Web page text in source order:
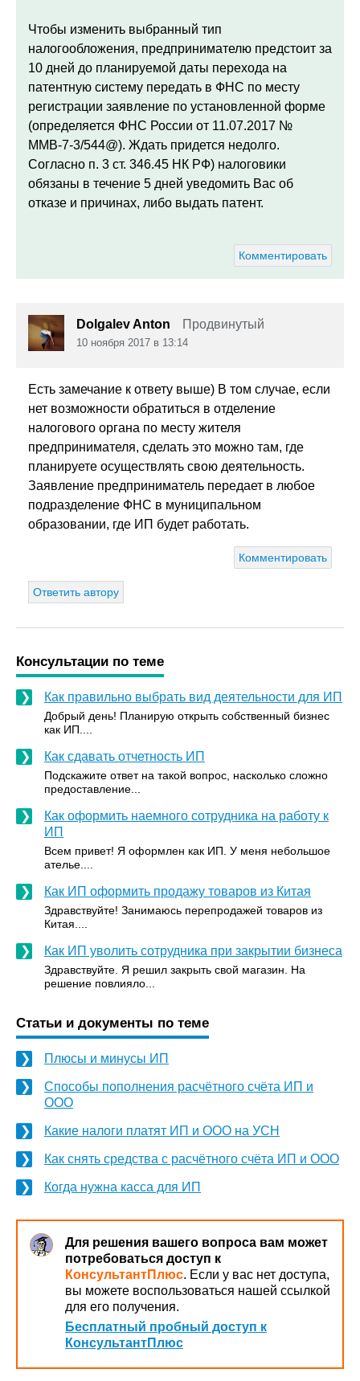
Чтобы изменить выбранный тип
налогообложения, предпринимателю предстоит за
10 дней до планируемой даты перехода на
патентную систему передать в ФНС по месту
регистрации заявление по установленной форме
(определяется ФНС России от 11.07.2017 №
ММВ-7-3/544@). Ждать придется недолго.
Согласно п. 3 ст. 346.45 НК РФ) налоговики
обязаны в течение 5 дней уведомить Вас об
отказе и причинах, либо выдать патент.
Комментировать
Dolgalev Anton Продвинутый
10 ноября 2017 в 13:14
Есть замечание к ответу выше) В том случае, если
нет возможности обратиться в отделение
налогового органа по месту жителя
предпринимателя, сделать это можно там, где
планируете осуществлять свою деятельность.
Заявление предприниматель передает в любое
подразделение ФНС в муниципальном
образовании, где ИП будет работать.
Комментировать
Ответить автору
Консультации по теме
Как правильно выбрать вид деятельности для ИП
Добрый день! Планирую открыть собственный бизнес
как ИП....
Как сдавать отчетность ИП
Подскажите ответ на такой вопрос, насколько сложно
предоставление...
Как оформить наемного сотрудника на работу к
ИП
Всем привет! Я оформлен как ИП. У меня небольшое
ателье....
Как ИП оформить продажу товаров из Китая
Здравствуйте! Занимаюсь перепродажей товаров из
Китая....
Как ИП уволить сотрудника при закрытии бизнеса
Здравствуйте. Я решил закрыть свой магазин. На
решение повлияло...
Статьи и документы по теме
Плюсы и минусы ИП
Способы пополнения расчётного счёта ИП и
ООО
Какие налоги платят ИП и ООО на УСН
Как снять средства с расчётного счёта ИП и ООО
Когда нужна касса для ИП
Для решения вашего вопроса вам может
потребоваться доступ к
КонсультантПлюс. Если у вас нет доступа,
вы можете воспользоваться нашей ссылкой
для его получения.
Бесплатный пробный доступ к
КонсультантПлюс